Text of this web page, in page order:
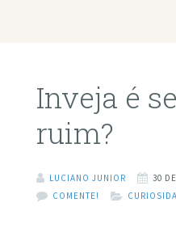
Inveja é
ruim?
LUCIANO JUNIOR
30
COMENTE!